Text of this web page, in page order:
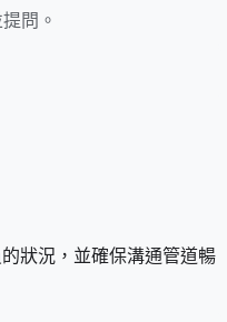
問。
狀況，並確保溝通管道暢